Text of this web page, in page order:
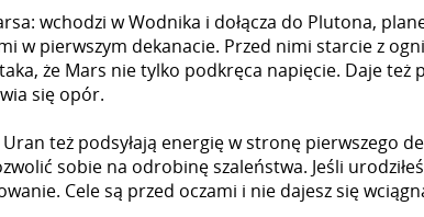
wchodzi w Wodnika i dołącza do Plutona,
w pierwszym dekanacie. Przed nimi starcie z
że Mars nie tylko podkręca napięcie. Daje też
się opór.
też podsyłają energię w stronę pierwszego
sobie na odrobinę szaleństwa. Jeśli
Cele są przed oczami i nie dajesz się